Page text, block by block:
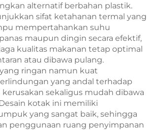
alternatif berbahan plastik.
sifat ketahanan termal yang
mempertahankan suhu
maupun dingin secara efektif,
kualitas makanan tetap optimal
atau dibawa pulang.
ringan namun kuat
yang andal terhadap
sekaligus mudah dibawa
kotak ini memiliki
yang sangat baik, sehingga
penggunaan ruang penyimpanan